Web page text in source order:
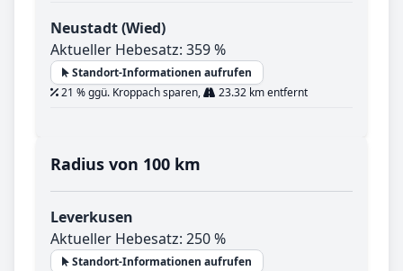
Neustadt (Wied)
Aktueller Hebesatz: 359 %
Standort-Informationen aufrufen
21 % ggü. Kroppach sparen,
23.32 km entfernt
Radius von 100 km
Leverkusen
Aktueller Hebesatz: 250 %
Standort-Informationen aufrufen